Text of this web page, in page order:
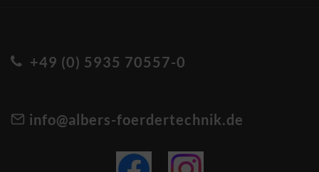
+49 (0) 5935 70557-0
info@albers-foerdertechnik.de